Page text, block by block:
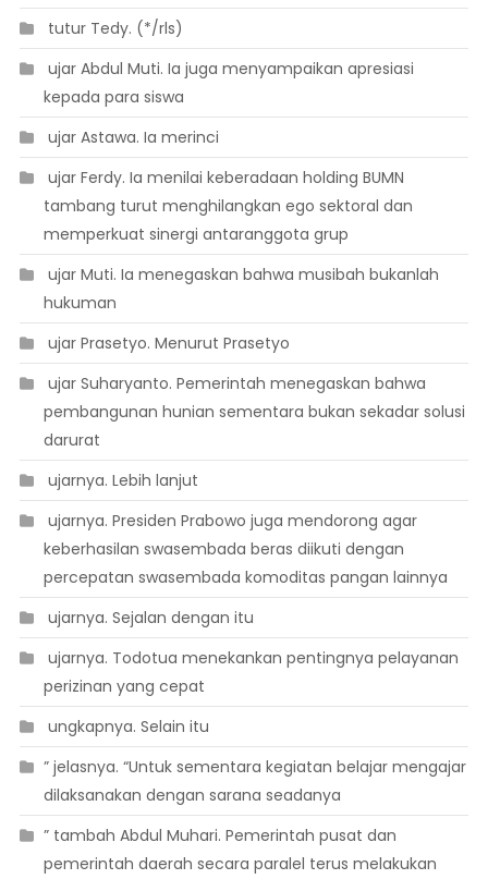
 tutur Tedy. (*/rls)
 ujar Abdul Muti. Ia juga menyampaikan apresiasi
kepada para siswa
 ujar Astawa. Ia merinci
 ujar Ferdy. Ia menilai keberadaan holding BUMN
tambang turut menghilangkan ego sektoral dan
memperkuat sinergi antaranggota grup
 ujar Muti. Ia menegaskan bahwa musibah bukanlah
hukuman
 ujar Prasetyo. Menurut Prasetyo
 ujar Suharyanto. Pemerintah menegaskan bahwa
pembangunan hunian sementara bukan sekadar solusi
darurat
 ujarnya. Lebih lanjut
 ujarnya. Presiden Prabowo juga mendorong agar
keberhasilan swasembada beras diikuti dengan
percepatan swasembada komoditas pangan lainnya
 ujarnya. Sejalan dengan itu
 ujarnya. Todotua menekankan pentingnya pelayanan
perizinan yang cepat
 ungkapnya. Selain itu
” jelasnya. “Untuk sementara kegiatan belajar mengajar
dilaksanakan dengan sarana seadanya
” tambah Abdul Muhari. Pemerintah pusat dan
pemerintah daerah secara paralel terus melakukan